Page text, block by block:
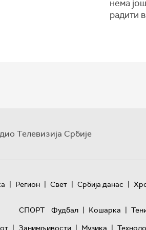
нема
радити
Телевизија Србије
| Регион | Свет | Србија данас |
СПОРТ Фудбал | Кошарка |
| Занимљивости | Музика |